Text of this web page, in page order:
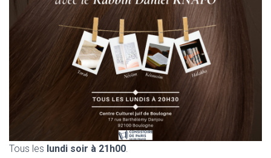
Tous les lundi soir à 21h00.